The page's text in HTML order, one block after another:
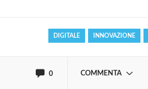
DIGITALE INNOVAZIONE
0 COMMENTA